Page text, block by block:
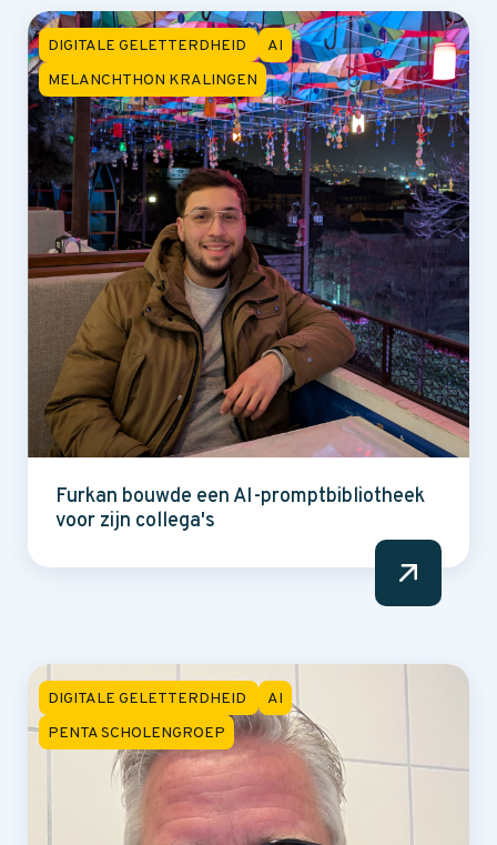
DIGITALE GELETTERDHEID
AI
MELANCHTHON KRALINGEN
Furkan bouwde een AI-promptbibliotheek
voor zijn collega's
DIGITALE GELETTERDHEID
AI
PENTA SCHOLENGROEP